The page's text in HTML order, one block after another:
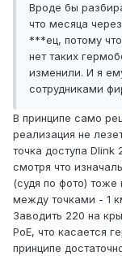
Вроде бы
что месяца
***ец, потому
нет таких
изменили. И я
сотрудниками
В принципе само
реализация не
точка доступа Dlink
смотря что
(судя по фото) тоже
между точками - 1
Заводить 220 на
PoE, что касается
принципе